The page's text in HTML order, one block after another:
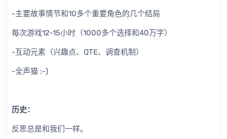
-主要故事情节和10多个重要角色的几个结局
每次游戏12-15小时（1000多个选择和40万字）
-互动元素（兴趣点、QTE、调查机制）
-全声猫 :-)
历史：
反思总是和我们一样。